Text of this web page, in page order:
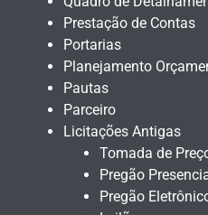
Prestação de Contas
Portarias
Planejamento
Pautas
Parceiro
Licitações Antigas
Tomada de
Pregão
Pregão